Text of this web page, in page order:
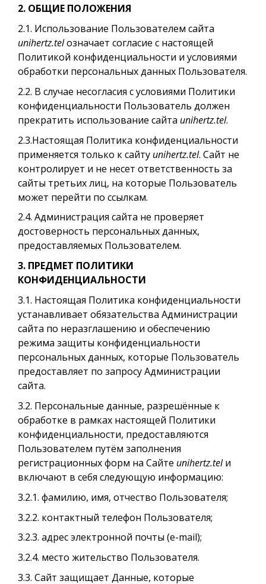
2. ОБЩИЕ ПОЛОЖЕНИЯ
2.1. Использование Пользователем сайта
unihertz.telозначает согласие с настоящей
Политикой конфиденциальности и условиями
обработки персональных данных Пользователя.
2.2. В случае несогласия с условиями Политики
конфиденциальности Пользователь должен
прекратить использование сайта unihertz.tel.
2.3.Настоящая Политика конфиденциальности
применяется только к сайту unihertz.tel. Сайт не
контролирует и не несет ответственность за
сайты третьих лиц, на которые Пользователь
может перейти по ссылкам.
2.4. Администрация сайта не проверяет
достоверность персональных данных,
предоставляемых Пользователем.
3. ПРЕДМЕТ ПОЛИТИКИ
КОНФИДЕНЦИАЛЬНОСТИ
3.1. Настоящая Политика конфиденциальности
устанавливает обязательства Администрации
сайта по неразглашению и обеспечению
режима защиты конфиденциальности
персональных данных, которые Пользователь
предоставляет по запросу Администрации
сайта.
3.2. Персональные данные, разрешённые к
обработке в рамках настоящей Политики
конфиденциальности, предоставляются
Пользователем путём заполнения
регистрационных форм на Сайте unihertz.telи
включают в себя следующую информацию:
3.2.1. фамилию, имя, отчество Пользователя;
3.2.2. контактный телефон Пользователя;
3.2.3. адрес электронной почты (e-mail);
3.2.4. место жительство Пользователя.
3.3. Сайт защищает Данные, которые